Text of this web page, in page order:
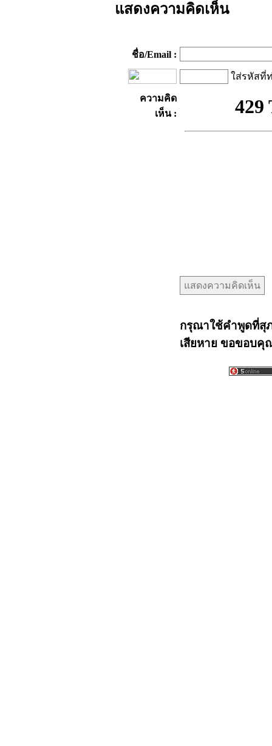
แสดงความคิดเห็น
ชื่อ/Email :
ใส่รหัสที่
ความคิด
เห็น :
กรุณาใช้คำพูดที่สุ
เสียหาย ขอขอบคุ